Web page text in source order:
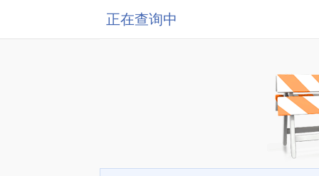
正在查询中